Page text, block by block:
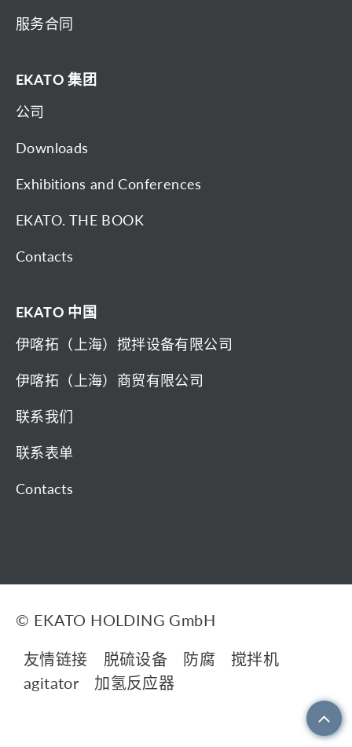
服务合同
EKATO 集团
公司
Downloads
Exhibitions and Conferences
EKATO. THE BOOK
Contacts
EKATO 中国
伊喀拓（上海）搅拌设备有限公司
伊喀拓（上海）商贸有限公司
联系我们
联系表单
Contacts
© EKATO HOLDING GmbH
友情链接 脱硫设备 防腐
搅拌机
agitator
加氢反应器